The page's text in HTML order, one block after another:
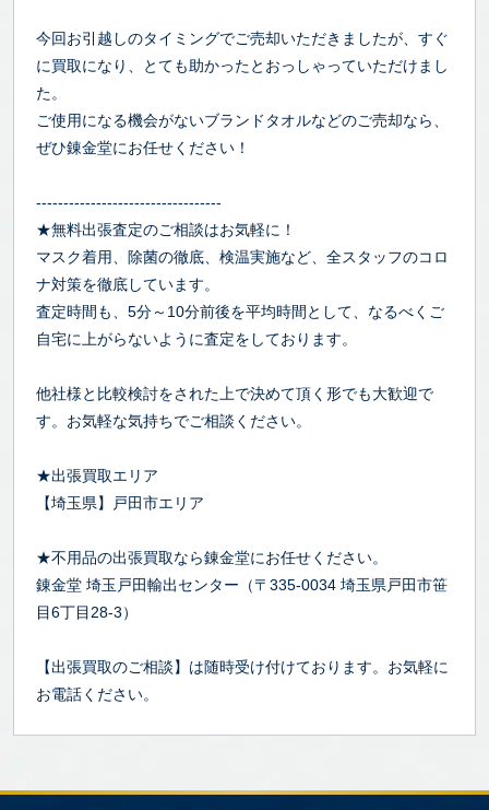
今回お引越しのタイミングでご売却いただきましたが、すぐ
に買取になり、とても助かったとおっしゃっていただけまし
た。
ご使用になる機会がないブランドタオルなどのご売却なら、
ぜひ錬金堂にお任せください！
----------------------------------
★無料出張査定のご相談はお気軽に！
マスク着用、除菌の徹底、検温実施など、全スタッフのコロ
ナ対策を徹底しています。
査定時間も、5分～10分前後を平均時間として、なるべくご
自宅に上がらないように査定をしております。
他社様と比較検討をされた上で決めて頂く形でも大歓迎で
す。お気軽な気持ちでご相談ください。
★出張買取エリア
【埼玉県】戸田市エリア
★不用品の出張買取なら錬金堂にお任せください。
錬金堂 埼玉戸田輸出センター（〒335-0034 埼玉県戸田市笹
目6丁目28-3）
【出張買取のご相談】は随時受け付けております。お気軽に
お電話ください。